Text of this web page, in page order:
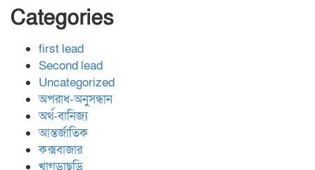
Categories
first lead
Second lead
Uncategorized
অপরাধ-অনুসন্ধান
অর্থ-বানিজ্য
আন্তর্জাতিক
কক্সবাজার
খাগড়াছড়ি